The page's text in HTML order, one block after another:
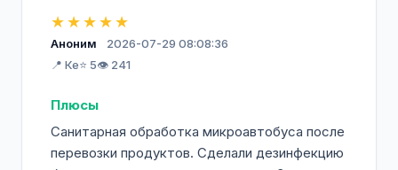
★★★★★
Аноним
2026-07-29 08:08:36
📍 Ке⭐ 5👁️ 241
Плюсы
Санитарная обработка микроавтобуса после
перевозки продуктов. Сделали дезинфекцию